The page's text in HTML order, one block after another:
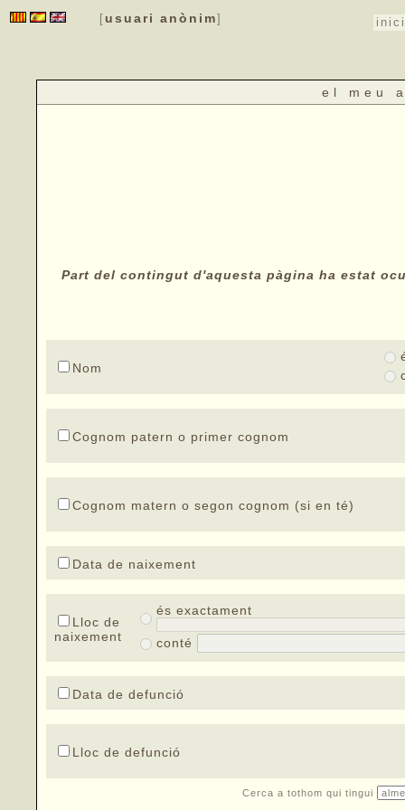
[ usuari anònim] inici
el meu
Part del contingut d'aquesta pàgina ha estat
Nom
Cognom patern o primer cognom
Cognom matern o segon cognom (si en té)
Data de naixement
Lloc de
naixement
és exactament
conté
Data de defunció
Lloc de defunció
Cerca a tothom qui tingui